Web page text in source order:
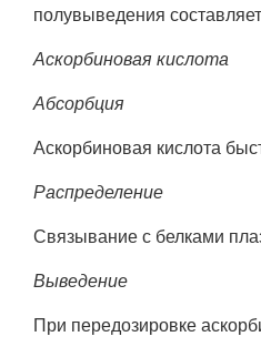
полувыведения
Аскорбиновая кислота
Абсорбция
Аскорбиновая кислота
Распределение
Связывание с белками
Выведение
При передозировке